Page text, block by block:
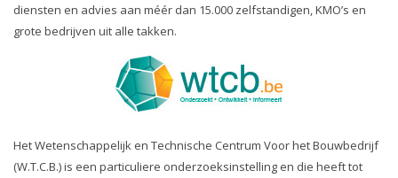
diensten en advies aan méér dan 15.000 zelfstandigen, KMO’s en
grote bedrijven uit alle takken.
Het Wetenschappelijk en Technische Centrum Voor het Bouwbedrijf
(W.T.C.B.) is een particuliere onderzoeksinstelling en die heeft tot